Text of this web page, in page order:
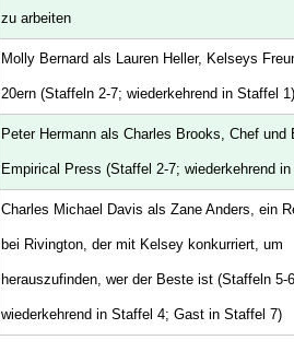
zu arbeiten
Molly Bernard als Lauren Heller, Kelseys
20ern (Staffeln 2-7; wiederkehrend in Staffel 1)
Peter Hermann als Charles Brooks, Chef und
Empirical Press (Staffel 2-7; wiederkehrend
Charles Michael Davis als Zane Anders, ein
bei Rivington, der mit Kelsey konkurriert, um
herauszufinden, wer der Beste ist (Staffeln 5-
wiederkehrend in Staffel 4; Gast in Staffel 7)